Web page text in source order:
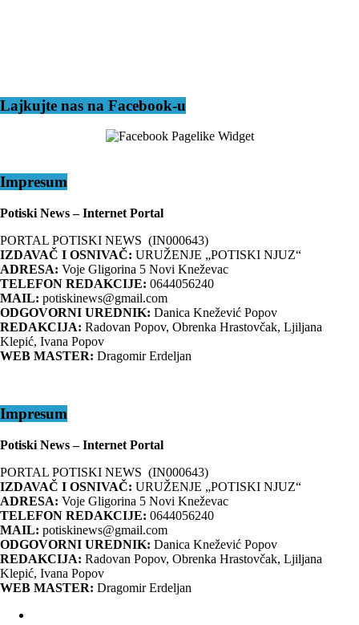
Lajkujte nas na Facebook-u
Impresum
Potiski News – Internet Portal
PORTAL POTISKI NEWS (IN000643)
IZDAVAČ I OSNIVAČ: URUŽENJE „POTISKI NJUZ“
ADRESA: Voje Gligorina 5 Novi Kneževac
TELEFON REDAKCIJE: 0644056240
MAIL: potiskinews@gmail.com
ODGOVORNI UREDNIK: Danica Knežević Popov
REDAKCIJA: Radovan Popov, Obrenka Hrastovčak, Ljiljana
Klepić, Ivana Popov
WEB MASTER: Dragomir Erdeljan
Impresum
Potiski News – Internet Portal
PORTAL POTISKI NEWS (IN000643)
IZDAVAČ I OSNIVAČ: URUŽENJE „POTISKI NJUZ“
ADRESA: Voje Gligorina 5 Novi Kneževac
TELEFON REDAKCIJE: 0644056240
MAIL: potiskinews@gmail.com
ODGOVORNI UREDNIK: Danica Knežević Popov
REDAKCIJA: Radovan Popov, Obrenka Hrastovčak, Ljiljana
Klepić, Ivana Popov
WEB MASTER: Dragomir Erdeljan